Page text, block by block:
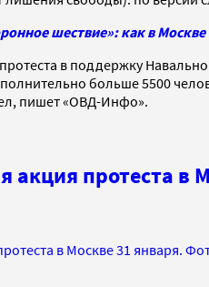
шествие»: как в
в поддержку
больше 5500
пишет «ОВД-Инфо».
акция протеста
в Москве 31 января.